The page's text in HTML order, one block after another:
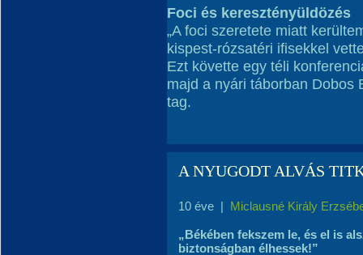
Foci és keresztényüldözés
„A foci szeretete miatt
kispest-rózsatéri ifisekkel
Ezt követte egy téli
majd a nyári táborban Dobos
tag.
A NYUGODT ALVÁS
10 éve | Miclausné Király
„Békében fekszem le, és el is
biztonságban élhessek!”